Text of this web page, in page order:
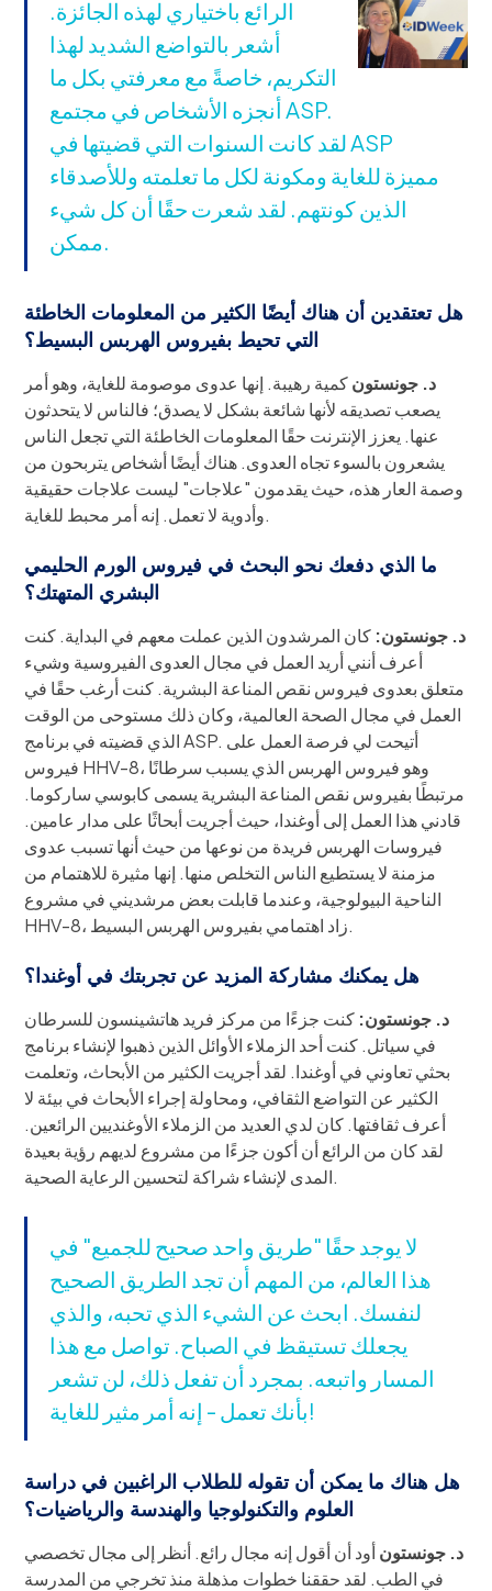
الرائع باختياري لهذه الجائزة.
أشعر بالتواضع الشديد لهذا
التكريم، خاصةً مع معرفتي بكل ما
أنجزه الأشخاص في مجتمع ASP.
لقد كانت السنوات التي قضيتها في ASP
مميزة للغاية ومكونة لكل ما تعلمته وللأصدقاء
الذين كونتهم. لقد شعرت حقًا أن كل شيء
ممكن.
هل تعتقدين أن هناك أيضًا الكثير من المعلومات الخاطئة
التي تحيط بفيروس الهربس البسيط؟
د. جونستونكمية رهيبة. إنها عدوى موصومة للغاية، وهو أمر
يصعب تصديقه لأنها شائعة بشكل لا يصدق؛ فالناس لا يتحدثون
عنها. يعزز الإنترنت حقًا المعلومات الخاطئة التي تجعل الناس
يشعرون بالسوء تجاه العدوى. هناك أيضًا أشخاص يتربحون من
وصمة العار هذه، حيث يقدمون "علاجات" ليست علاجات حقيقية
وأدوية لا تعمل. إنه أمر محبط للغاية.
ما الذي دفعك نحو البحث في فيروس الورم الحليمي
البشري المتهتك؟
د. جونستون: كان المرشدون الذين عملت معهم في البداية. كنت
أعرف أنني أريد العمل في مجال العدوى الفيروسية وشيء
متعلق بعدوى فيروس نقص المناعة البشرية. كنت أرغب حقًا في
العمل في مجال الصحة العالمية، وكان ذلك مستوحى من الوقت
الذي قضيته في برنامج ASP. أتيحت لي فرصة العمل على
فيروس HHV-8، وهو فيروس الهربس الذي يسبب سرطانًا
مرتبطًا بفيروس نقص المناعة البشرية يسمى كابوسي ساركوما.
قادني هذا العمل إلى أوغندا، حيث أجريت أبحاثًا على مدار عامين.
فيروسات الهربس فريدة من نوعها من حيث أنها تسبب عدوى
مزمنة لا يستطيع الناس التخلص منها. إنها مثيرة للاهتمام من
الناحية البيولوجية، وعندما قابلت بعض مرشديني في مشروع
HHV-8، زاد اهتمامي بفيروس الهربس البسيط.
هل يمكنك مشاركة المزيد عن تجربتك في أوغندا؟
د. جونستون: كنت جزءًا من مركز فريد هاتشينسون للسرطان
في سياتل. كنت أحد الزملاء الأوائل الذين ذهبوا لإنشاء برنامج
بحثي تعاوني في أوغندا. لقد أجريت الكثير من الأبحاث، وتعلمت
الكثير عن التواضع الثقافي، ومحاولة إجراء الأبحاث في بيئة لا
أعرف ثقافتها. كان لدي العديد من الزملاء الأوغنديين الرائعين.
لقد كان من الرائع أن أكون جزءًا من مشروع لديهم رؤية بعيدة
المدى لإنشاء شراكة لتحسين الرعاية الصحية.
لا يوجد حقًا "طريق واحد صحيح للجميع" في
هذا العالم، من المهم أن تجد الطريق الصحيح
لنفسك. ابحث عن الشيء الذي تحبه، والذي
يجعلك تستيقظ في الصباح. تواصل مع هذا
المسار واتبعه. بمجرد أن تفعل ذلك، لن تشعر
بأنك تعمل - إنه أمر مثير للغاية!
هل هناك ما يمكن أن تقوله للطلاب الراغبين في دراسة
العلوم والتكنولوجيا والهندسة والرياضيات؟
د. جونستونأود أن أقول إنه مجال رائع. أنظر إلى مجال تخصصي
في الطب. لقد حققنا خطوات مذهلة منذ تخرجي من المدرسة